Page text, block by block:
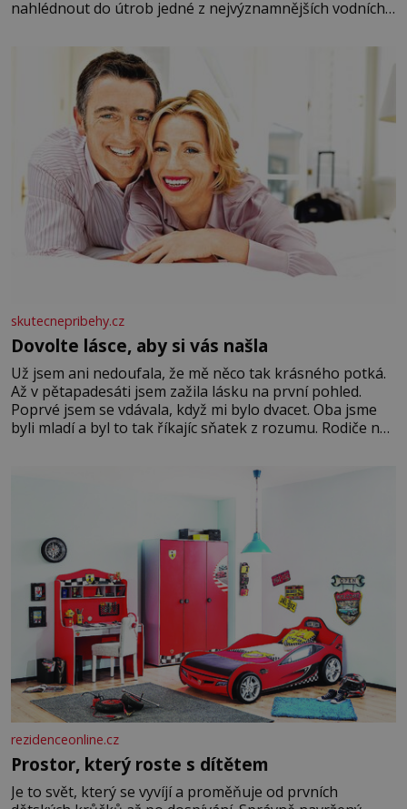
nahlédnout do útrob jedné z nejvýznamnějších vodních
se na koloběžce a den zakončit poznáváním památek ve
Velkých Losinách nebo v termálním
skutecnepribehy.cz
Dovolte lásce, aby si vás našla
Už jsem ani nedoufala, že mě něco tak krásného potká.
Až v pětapadesáti jsem zažila lásku na první pohled.
Poprvé jsem se vdávala, když mi bylo dvacet. Oba jsme
byli mladí a byl to tak říkajíc sňatek z rozumu. Rodiče nás
rezidenceonline.cz
Prostor, který roste s dítětem
Je to svět, který se vyvíjí a proměňuje od prvních